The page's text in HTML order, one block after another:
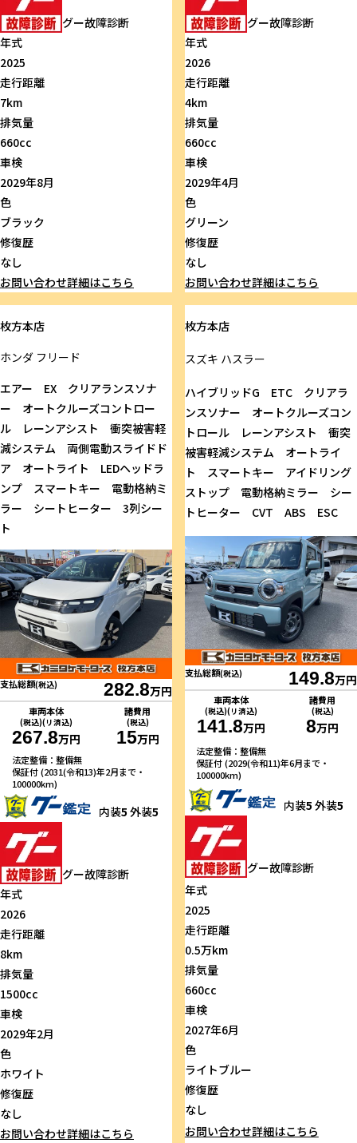
グー故障診断
年式
2025
走行距離
7km
排気量
660cc
車検
2029年8月
色
ブラック
修復歴
なし
お問い合わせ詳細はこちら
グー故障診断
年式
2026
走行距離
4km
排気量
660cc
車検
2029年4月
色
グリーン
修復歴
なし
お問い合わせ詳細はこちら
枚方本店
ホンダ フリード
エアー EX クリアランスソナ
ー オートクルーズコントロー
ル レーンアシスト 衝突被害軽
減システム 両側電動スライドド
ア オートライト LEDヘッドラ
ンプ スマートキー 電動格納ミ
ラー シートヒーター 3列シー
ト
支払総額(税込) 282.8万円
車両本体
(税込)(リ済込)
267.8万円
諸費用
(税込)
15万円
法定整備：整備無
保証付 (2031(令和13)年2月まで・
100000km)
内装5 外装5
グー故障診断
年式
2026
走行距離
8km
排気量
1500cc
車検
2029年2月
色
ホワイト
修復歴
なし
お問い合わせ詳細はこちら
枚方本店
スズキ ハスラー
ハイブリッドG ETC クリアラ
ンスソナー オートクルーズコン
トロール レーンアシスト 衝突
被害軽減システム オートライ
ト スマートキー アイドリング
ストップ 電動格納ミラー シー
トヒーター CVT ABS ESC
支払総額(税込) 149.8万円
車両本体
(税込)(リ済込)
141.8万円
諸費用
(税込)
8万円
法定整備：整備無
保証付 (2029(令和11)年6月まで・
100000km)
内装5 外装5
グー故障診断
年式
2025
走行距離
0.5万km
排気量
660cc
車検
2027年6月
色
ライトブルー
修復歴
なし
お問い合わせ詳細はこちら